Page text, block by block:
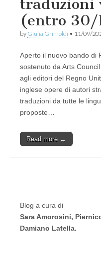
traduzioni
(entro 30/
by Giulia Grimoldi • 11/09/
Aperto il nuovo bando di
sostenuto da Arts
agli editori del Regno
inglese opere di autori
traduzioni da tutte le
proposte…
Read more →
Blog a cura di
Sara Amorosini,
Damiano Latella.